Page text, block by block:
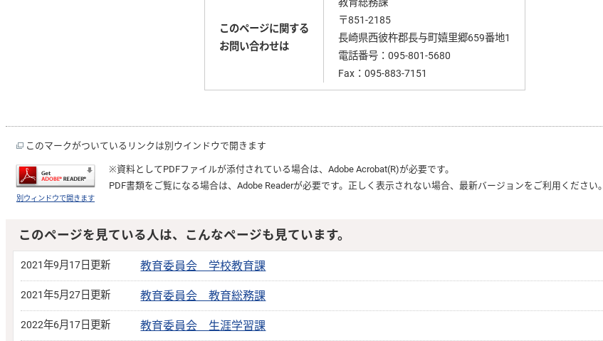
このページに関する
お問い合わせは
教育総務課
〒851-2185
長崎県西彼杵郡長与町嬉里郷659番地1
電話番号： 095-801-5680
Fax：095-883-7151
このマークがついているリンクは別ウインドウで開きます
別ウィンドウで開きます
※資料としてPDFファイルが添付されている場合は、 Adobe Acrobat(R)が必要です。
PDF書類をご覧になる場合は、 Adobe Readerが必要です。正しく表示されない場合、最新バージョンをご利用ください。
このページを見ている人は、こんなページも見ています。
2021年9月17日更新 教育委員会 学校教育課
2021年5月27日更新 教育委員会 教育総務課
2022年6月17日更新 教育委員会 生涯学習課